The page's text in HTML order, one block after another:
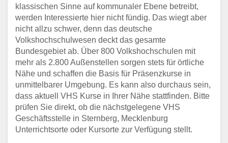
klassischen Sinne auf kommunaler Ebene betreibt,
werden Interessierte hier nicht fündig. Das wiegt aber
nicht allzu schwer, denn das deutsche
Volkshochschulwesen deckt das gesamte
Bundesgebiet ab. Über 800 Volkshochschulen mit
mehr als 2.800 Außenstellen sorgen stets für örtliche
Nähe und schaffen die Basis für Präsenzkurse in
unmittelbarer Umgebung. Es kann also durchaus sein,
dass aktuell VHS Kurse in Ihrer Nähe stattfinden. Bitte
prüfen Sie direkt, ob die nächstgelegene VHS
Geschäftsstelle in Sternberg, Mecklenburg
Unterrichtsorte oder Kursorte zur Verfügung stellt.